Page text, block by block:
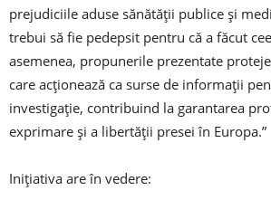
prejudiciile aduse sănătăţii publice şi
trebui să fie pedepsit pentru că a făcut
asemenea, propunerile prezentate
care acţionează ca surse de informaţii
investigaţie, contribuind la garantarea
exprimare şi a libertăţii presei în Europa.”
Iniţiativa are în vedere: